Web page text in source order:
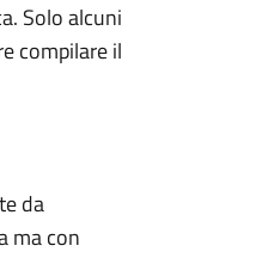
Solo alcuni
compilare il
da
ma con